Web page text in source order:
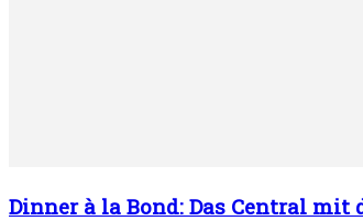
Dinner à la Bond: Das Central mit